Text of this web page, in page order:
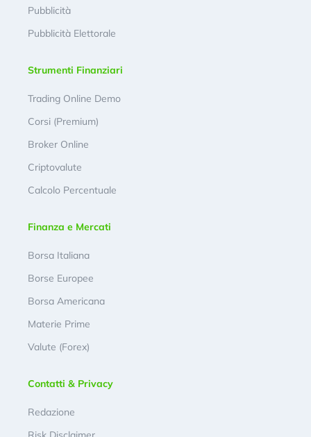
Pubblicità
Pubblicità Elettorale
Strumenti Finanziari
Trading Online Demo
Corsi (Premium)
Broker Online
Criptovalute
Calcolo Percentuale
Finanza e Mercati
Borsa Italiana
Borse Europee
Borsa Americana
Materie Prime
Valute (Forex)
Contatti & Privacy
Redazione